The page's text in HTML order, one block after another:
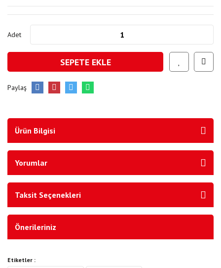
Adet
SEPETE EKLE
Paylaş
Ürün Bilgisi
Yorumlar
Taksit Seçenekleri
Önerileriniz
Etiketler :